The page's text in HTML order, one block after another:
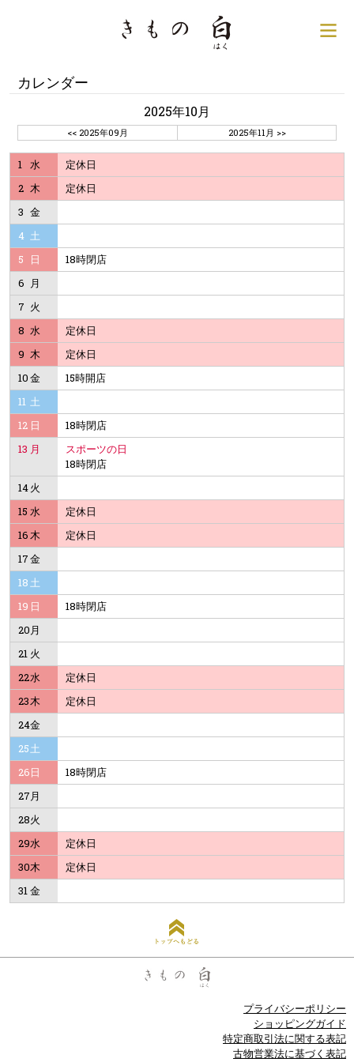
銀座の着物専門店│きも
カレンダー
2025年10月
<< 2025年09月 2025年11月 >>
1 水
定休日
2 木
定休日
3 金
4 土
5
日
18時閉店
6 月
7 火
8 水
定休日
9 木
定休日
10金
15時開店
11 土
12 日
18時閉店
13 月
スポーツの日
18時閉店
14火
15 水
定休日
16木
定休日
17金
18 土
19 日
18時閉店
20月
21 火
22水
定休日
23木
定休日
24金
25土
26日
18時閉店
27月
28火
29水
定休日
30木
定休日
31金
プライバシーポリシー
ショッピングガイド
特定商取引法に関する表記
古物営業法に基づく表記